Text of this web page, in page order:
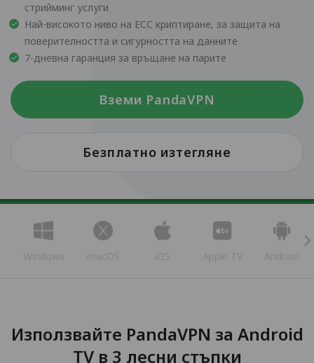
стрийминг услуги
Най-високото ниво на ECC криптиране, за защита на
поверителността и сигурността на данните
7-дневна гаранция за връщане на парите
Вземи PandaVPN
Безплатно изтегляне
Windows macOS iOS Apple TV Android
Използвайте PandaVPN за Android
TV в 3 лесни стъпки